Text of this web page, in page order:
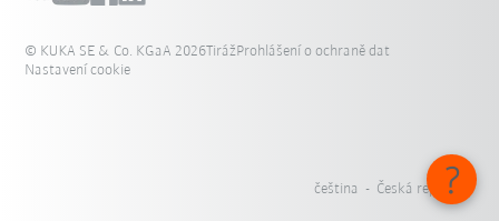
© KUKA SE & Co. KGaA 2026TirážProhlášení o ochraně dat
Nastavení cookie
čeština - Česká republika